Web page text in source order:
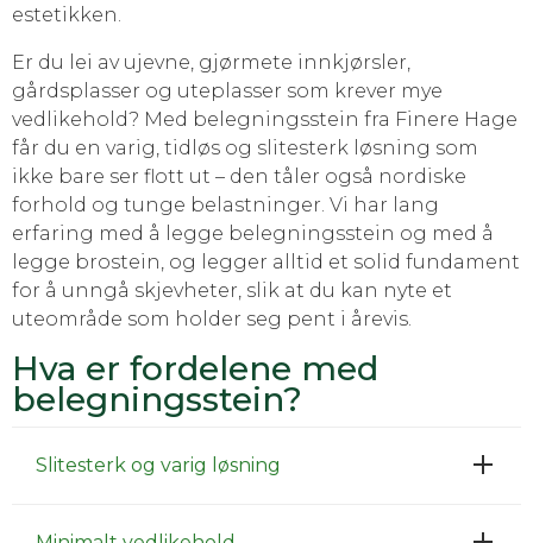
estetikken.
Er du lei av ujevne, gjørmete innkjørsler,
gårdsplasser og uteplasser som krever mye
vedlikehold? Med belegningsstein fra Finere Hage
får du en varig, tidløs og slitesterk løsning som
ikke bare ser flott ut – den tåler også nordiske
forhold og tunge belastninger. Vi har lang
erfaring med å legge belegningsstein og med å
legge brostein, og legger alltid et solid fundament
for å unngå skjevheter, slik at du kan nyte et
uteområde som holder seg pent i årevis.
Hva er fordelene med
belegningsstein?
Slitesterk og varig løsning